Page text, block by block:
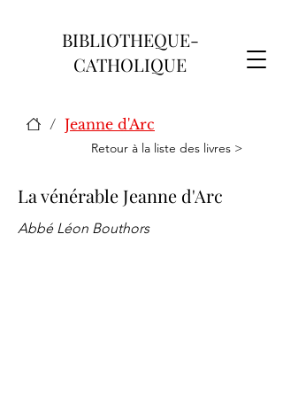
BIBLIOTHEQUE-
CATHOLIQUE
/ Jeanne d'Arc
Retour à la liste des livres >
La vénérable Jeanne d'Arc
Abbé Léon Bouthors